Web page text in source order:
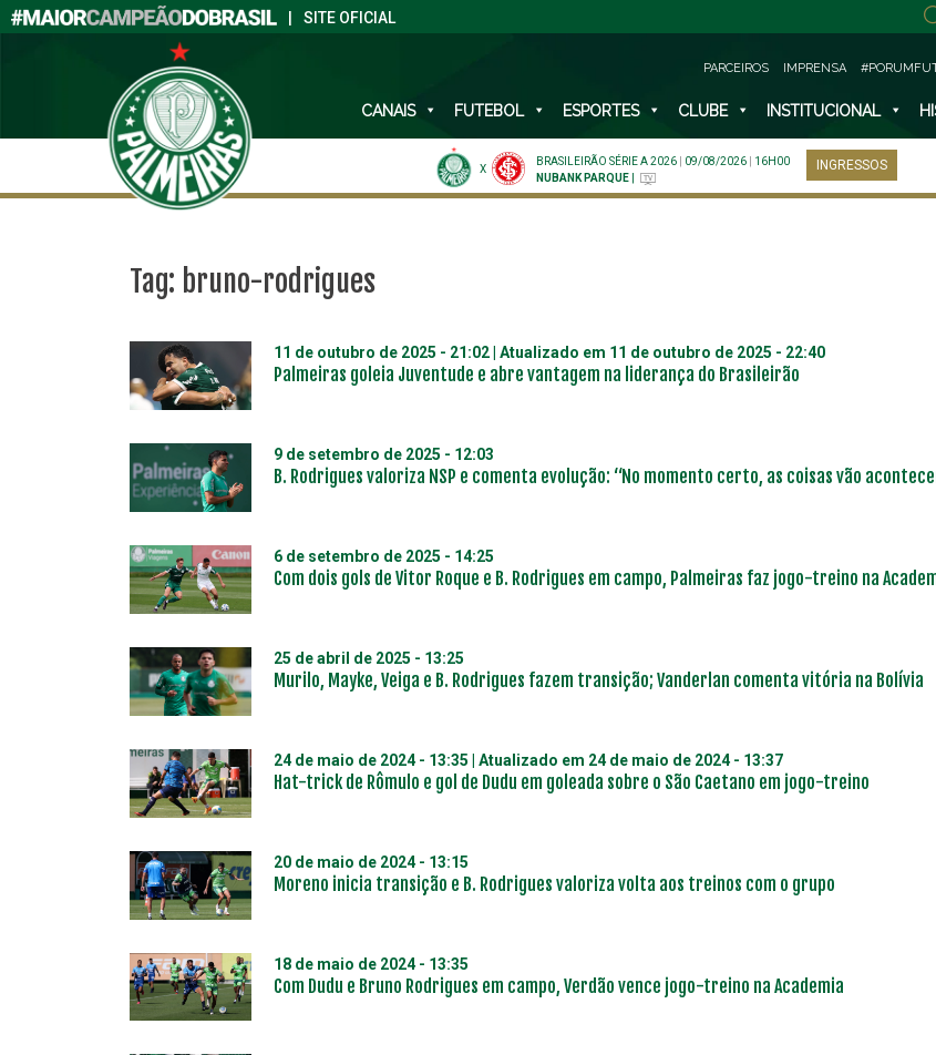
SITE OFICIAL
PARCEIROS IMPRENSA
CANAIS FUTEBOL ESPORTES CLUBE INSTITUCIONAL
X
BRASILEIRÃO SÉRIE A 2026 09/08/2026
16H00
NUBANK PARQUE
INGRESSOS
Tag: bruno-rodrigues
11 de outubro de 2025 - 21:02 | Atualizado em 11 de outubro de 2025 - 22:40
Palmeiras goleia Juventude e abre vantagem na liderança do Brasileirão
9 de setembro de 2025 - 12:03
B. Rodrigues valoriza NSP e comenta evolução: “No momento certo, as coisas vão
6 de setembro de 2025 - 14:25
Com dois gols de Vitor Roque e B. Rodrigues em campo, Palmeiras faz jogo-treino na
25 de abril de 2025 - 13:25
Murilo, Mayke, Veiga e B. Rodrigues fazem transição; Vanderlan comenta vitória na Bolívia
24 de maio de 2024 - 13:35 | Atualizado em 24 de maio de 2024 - 13:37
Hat-trick de Rômulo e gol de Dudu em goleada sobre o São Caetano em jogo-treino
20 de maio de 2024 - 13:15
Moreno inicia transição e B. Rodrigues valoriza volta aos treinos com o grupo
18 de maio de 2024 - 13:35
Com Dudu e Bruno Rodrigues em campo, Verdão vence jogo-treino na Academia